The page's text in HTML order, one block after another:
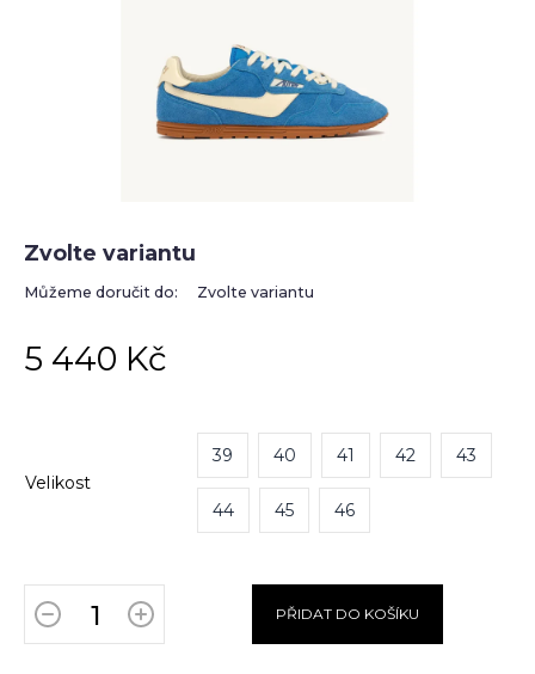
Velikost
39 40 41 42 43
44 45 46
5 440 Kč
Zvolte variantu
Můžeme doručit do: Zvolte variantu
PŘIDAT DO KOŠÍKU